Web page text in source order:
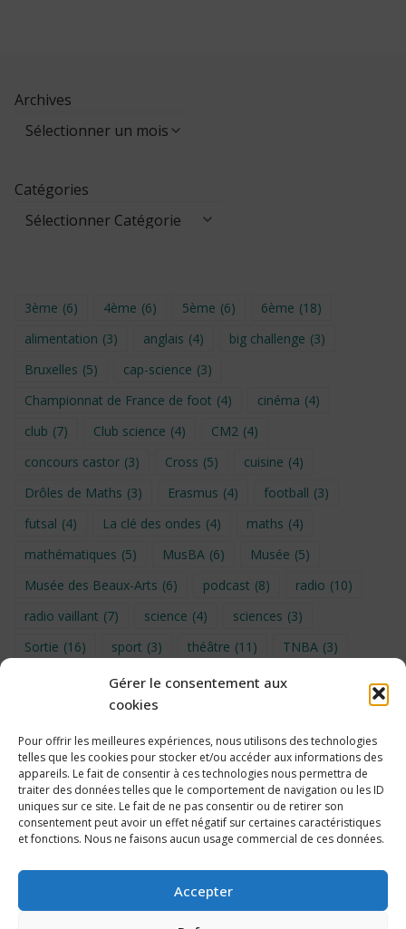
Gérer le consentement aux
cookies
Pour offrir les meilleures expériences, nous utilisons des technologies
telles que les cookies pour stocker et/ou accéder aux informations des
appareils. Le fait de consentir à ces technologies nous permettra de
traiter des données telles que le comportement de navigation ou les ID
uniques sur ce site. Le fait de ne pas consentir ou de retirer son
consentement peut avoir un effet négatif sur certaines caractéristiques
et fonctions. Nous ne faisons aucun usage commercial de ces données.
Accepter
Archives
Catégories
3ème (6) 4ème (6) 5ème (6) 6ème (18)
alimentation (3) anglais (4) big challenge (3)
Bruxelles (5) cap-science (3)
Championnat de France de foot (4) cinéma (4)
club (7) Club science (4) CM2 (4)
concours castor (3) Cross (5) cuisine (4)
Drôles de Maths (3) Erasmus (4) football (3)
futsal (4) La clé des ondes (4) maths (4)
mathématiques (5) MusBA (6) Musée (5)
Musée des Beaux-Arts (6) podcast (8) radio (10)
radio vaillant (7) science (4) sciences (3)
Sortie (16) sport (3) théâtre (11) TNBA (3)
UNSS (9) upe2a (7) vidéo
Voyage en provence 2026
Voyage à Bruxelles 2024 (4) Wahid Chakib (4)
éco-délégués (7)
Politique de cookies